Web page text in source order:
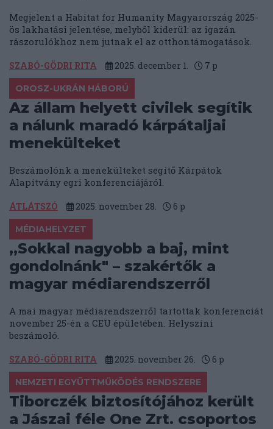
Megjelent a Habitat for Humanity Magyarország 2025-
ös lakhatási jelentése, melyből kiderül: az igazán
rászorulókhoz nem jutnak el az otthontámogatások.
SZABÓ-GÖDRI RITA 2025. december 1. 7 p
OROSZ-UKRÁN HÁBORÚ
Az állam helyett civilek segítik
a nálunk maradó kárpátaljai
menekülteket
Beszámolónk a menekülteket segítő Kárpátok
Alapítvány egri konferenciájáról.
ÁTLÁTSZÓ 2025. november 28. 6 p
MÉDIAHELYZET
„Sokkal nagyobb a baj, mint
gondolnánk" – szakértők a
magyar médiarendszerről
A mai magyar médiarendszerről tartottak konferenciát
november 25-én a CEU épületében. Helyszíni
beszámoló.
SZABÓ-GÖDRI RITA 2025. november 26. 6 p
NEMZETI EGYÜTTMŰKÖDÉS RENDSZERE
Tiborczék biztosítójához került
a Jászai féle One Zrt. csoportos